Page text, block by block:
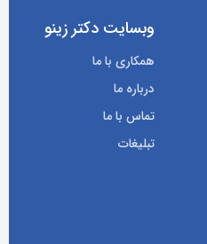
وبسایت دکتر زینو
همکاری با ما
درباره ما
تماس با ما
تبلیغات